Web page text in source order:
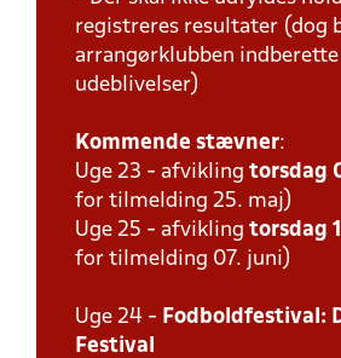
registreres resultater (dog
arrangørklubben indberette
udeblivelser)
Kommende stævner:
Uge 23 - afvikling torsdag
for tilmelding 25. maj)
Uge 25 - afvikling torsdag
for tilmelding 07. juni)
Uge 24 - Fodboldfestival:
Festival